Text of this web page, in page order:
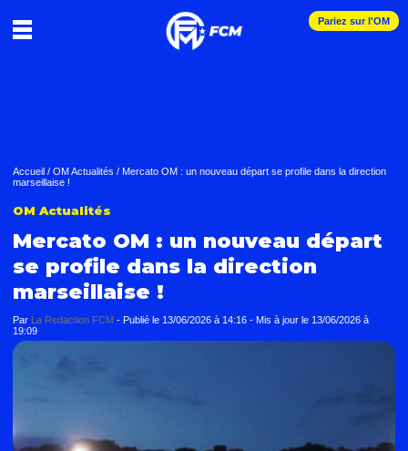
Pariez sur l'OM
Accueil / OM Actualités / Mercato OM : un nouveau départ se profile dans la direction
marseillaise !
OM Actualités
Mercato OM : un nouveau départ
se profile dans la direction
marseillaise !
Par La Redaction FCM - Publié le 13/06/2026 à 14:16 - Mis à jour le 13/06/2026 à
19:09